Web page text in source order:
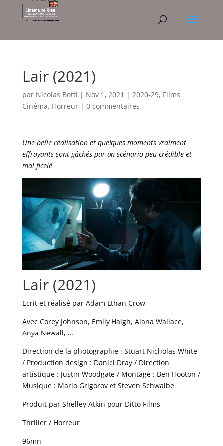
Lair (2021)
par Nicolas Botti | Nov 1, 2021 | 2020-29, Films
Cinéma, Horreur| 0 commentaires
Une belle réalisation et quelques moments vraiment
effrayants sont gâchés par un scénario peu crédible et
mal ficelé
Lair (2021)
Ecrit et réalisé par Adam Ethan Crow
Avec Corey Johnson, Emily Haigh, Alana Wallace,
Anya Newall, …
Direction de la photographie : Stuart Nicholas White
/ Production design : Daniel Dray / Direction
artistique : Justin Woodgate / Montage : Ben Hooton /
Musique : Mario Grigorov et Steven Schwalbe
Produit par Shelley Atkin pour Ditto Films
Thriller / Horreur
96mn